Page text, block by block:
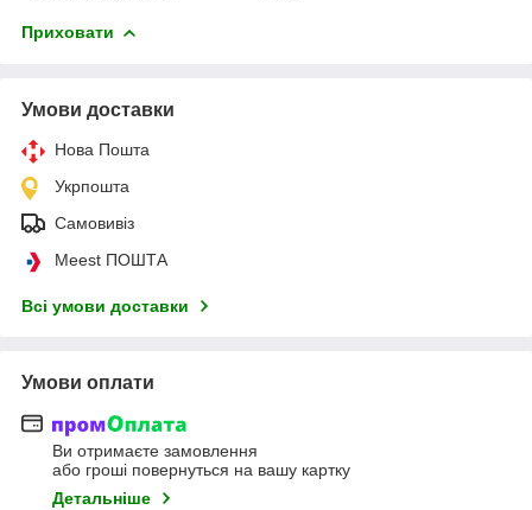
Приховати
Умови доставки
Нова Пошта
Укрпошта
Самовивіз
Meest ПОШТА
Всі умови доставки
Умови оплати
Ви отримаєте замовлення
або гроші повернуться на вашу картку
Детальніше